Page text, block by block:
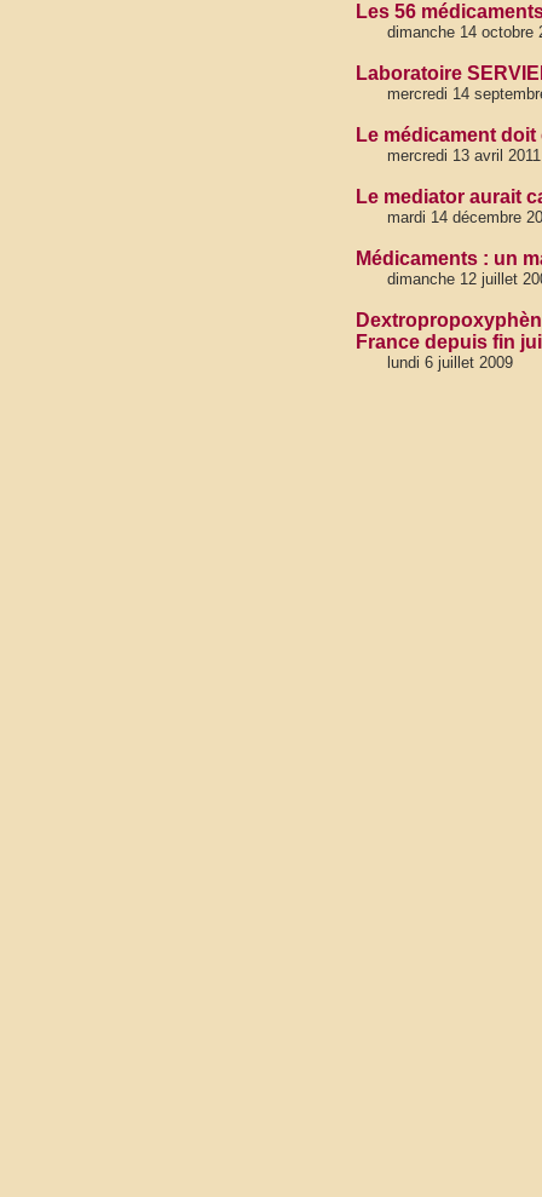
Les 56
dimanche 14 octobre
Laboratoire
mercredi 14
Le médicament
mercredi 13 avril 2011
Le mediator aurait
mardi 14 décembre
Médicaments : un
dimanche 12 juillet
France depuis fin
lundi 6 juillet 2009